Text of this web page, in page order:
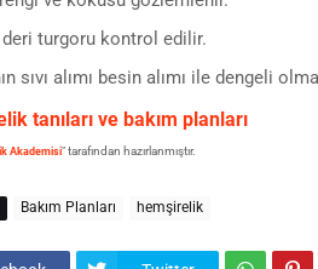
turgoru kontrol edilir.
sıvı alımı besin alımı ile dengeli
tanıları ve bakım planları
Akademisi” tarafından hazırlanmıştır.
Bakım Planları hemşirelik